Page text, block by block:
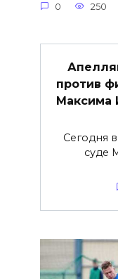
0 250
против
Максима
Сегодня
суде